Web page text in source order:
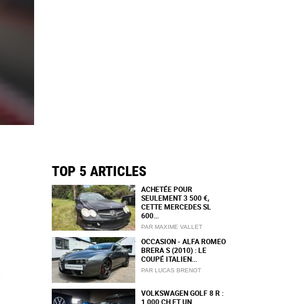
TOP 5 ARTICLES
ACHETÉE POUR
SEULEMENT 3 500 €,
CETTE MERCEDES SL
600...
PAR MAXIME VALLET
OCCASION - ALFA ROMEO
BRERA S (2010) : LE
COUPÉ ITALIEN...
PAR LUCAS BRENOT
VOLKSWAGEN GOLF 8 R :
1 000 CH ET UN